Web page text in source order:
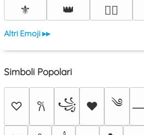
⚜️
👑 ❤️‍🔥
Altri Emoji ▸▸
Simboli Popolari
♡ 𐙚 ꧁ ♥ ༄